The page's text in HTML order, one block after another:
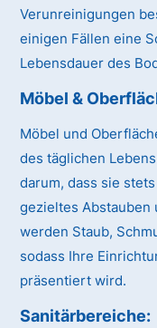
Verunreinigungen
einigen Fällen eine
Lebensdauer des
Möbel &
Möbel und
des täglichen
darum, dass sie
gezieltes Abstauben
werden Staub,
sodass Ihre
präsentiert wird.
Sanitärbereiche: